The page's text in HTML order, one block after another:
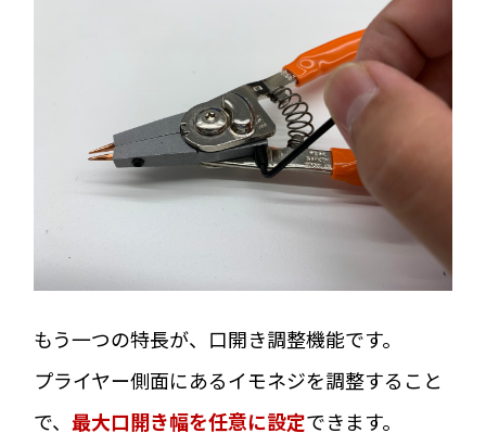
もう一つの特長が、口開き調整機能です。
プライヤー側面にあるイモネジを調整すること
で、最大口開き幅を任意に設定できます。